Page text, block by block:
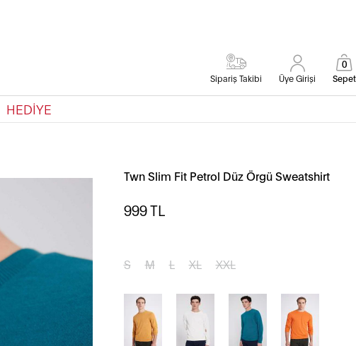
Sipariş Takibi Üye Girişi Sepet
0
HEDİYE
Twn Slim Fit Petrol Düz Örgü Sweatshirt
999TL
S M L XL XXL